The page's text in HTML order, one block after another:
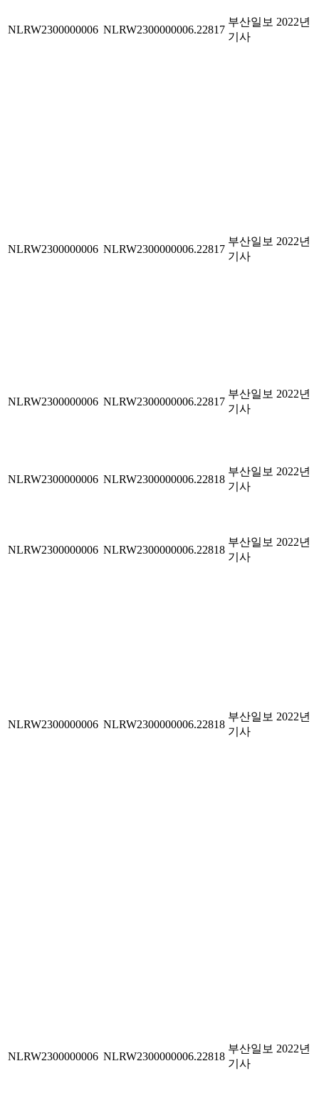
NLRW2300000006 NLRW2300000006.22817
부산일보 2022년
기사
NLRW2300000006 NLRW2300000006.22817
부산일보 2022년
기사
NLRW2300000006 NLRW2300000006.22817
부산일보 2022년
기사
NLRW2300000006 NLRW2300000006.22818
부산일보 2022년
기사
NLRW2300000006 NLRW2300000006.22818
부산일보 2022년
기사
NLRW2300000006 NLRW2300000006.22818
부산일보 2022년
기사
NLRW2300000006 NLRW2300000006.22818
부산일보 2022년
기사